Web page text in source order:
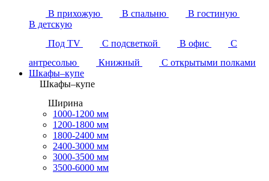
В прихожую
В спальню
В гостиную
В детскую
Под TV
С подсветкой В офис
С
антресолью
Книжный
С открытыми полками
Шкафы–купе
Шкафы–купе
Ширина
1000-1200 мм
1200-1800 мм
1800-2400 мм
2400-3000 мм
3000-3500 мм
3500-6000 мм